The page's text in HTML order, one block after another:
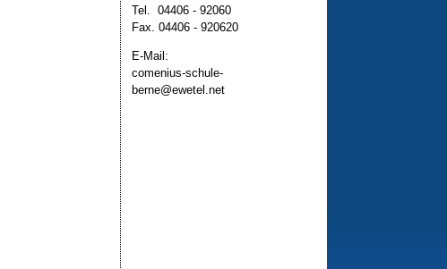
Tel. 04406 - 92060
Fax. 04406 - 920620
E-Mail:
comenius-schule-
berne@ewetel.net